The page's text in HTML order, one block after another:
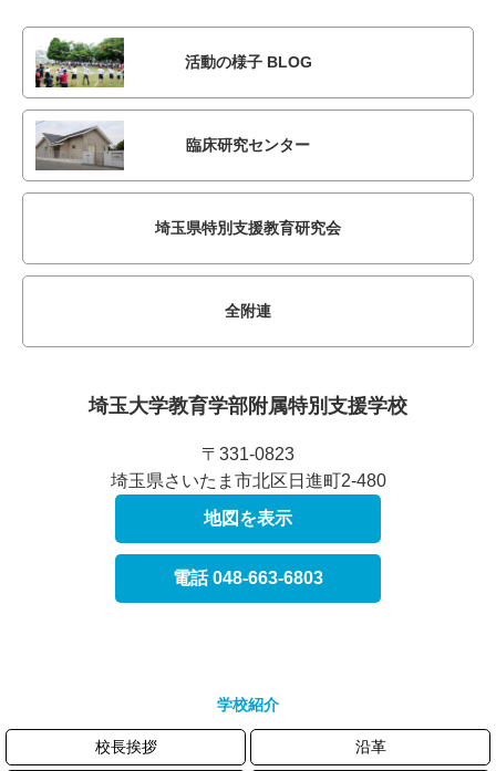
活動の様子 BLOG
臨床研究センター
埼玉県特別支援教育研究会
全附連
埼玉大学教育学部附属特別支援学校
〒331-0823
埼玉県さいたま市北区日進町2-480
地図を表示
電話 048-663-6803
学校紹介
校長挨拶 沿革